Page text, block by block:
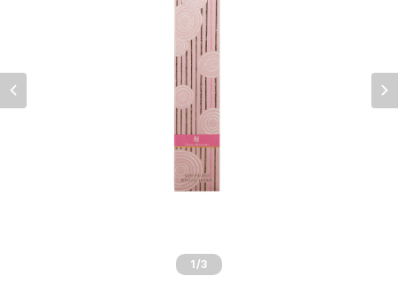
1 /3